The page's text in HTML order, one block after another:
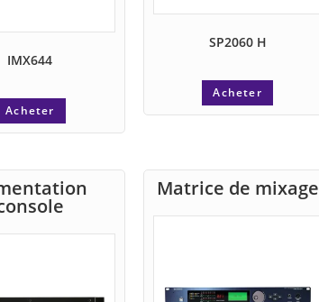
IMX644
Acheter
SP2060 H
Acheter
Matrice de mixage